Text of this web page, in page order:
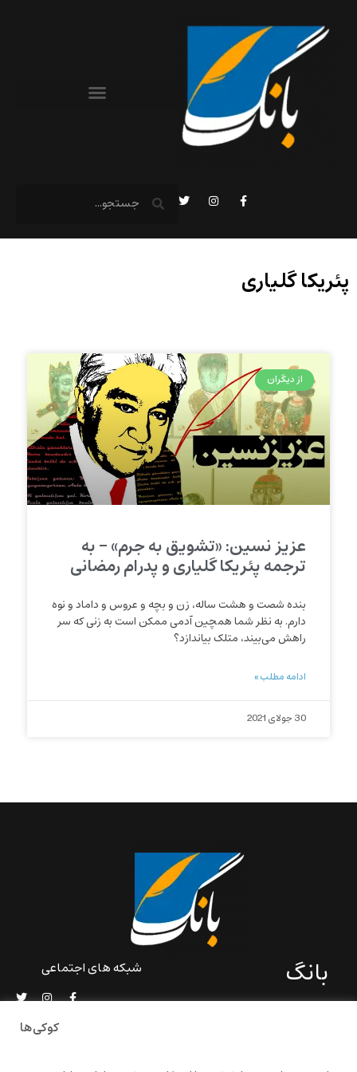
پئریکا گلیاری
از دیگران
عزیز نسین: «تشویق به جرم» – به
ترجمه پئریکا گلیاری و پدرام رمضانی
بنده شصت و هشت ساله، زن و بچه و عروس و داماد و نوه
دارم. به نظر شما همچین آدمی ممکن است به زنی که سر
راهش می‌بیند، متلک بیاندازد؟
ادامه مطلب »
30 جولای 2021
بانگ
و امکانات مشترک شخصی
شبکه های اجتماعی
کوکی‌ها